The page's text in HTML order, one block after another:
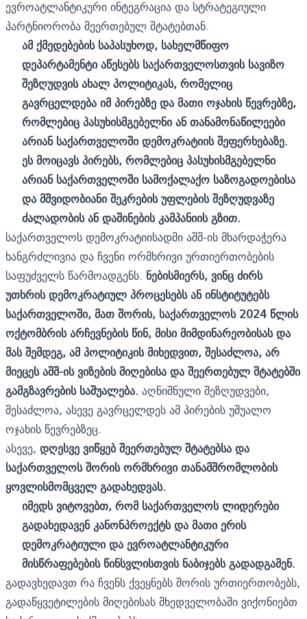
ევროატლანტიკური ინტეგრაცია და სტრატეგიული
პარტნიორობა შეერთებულ შტატებთან.
ამ ქმედებების საპასუხოდ, სახელმწიფო
დეპარტამენტი აწესებს საქართველოსთვის სავიზო
შეზღუდვის ახალ პოლიტიკას, რომელიც
გავრცელდება იმ პირებზე და მათი ოჯახის წევრებზე,
რომლებიც პასუხისმგებელნი ან თანამონაწილეები
არიან საქართველოში დემოკრატიის შეფერხებაზე.
ეს მოიცავს პირებს, რომლებიც პასუხისმგებელნი
არიან საქართველოში სამოქალაქო საზოგადოებისა
და მშვიდობიანი შეკრების უფლების შეზღუდვაზე
ძალადობის ან დაშინების კამპანიის გზით.
საქართველოს დემოკრატიისადმი აშშ-ის მხარდაჭერა
ხანგრძლივია და ჩვენი ორმხრივი ურთიერთობების
საფუძველს წარმოადგენს. ნებისმიერს, ვინც ძირს
უთხრის დემოკრატიულ პროცესებს ან ინსტიტუტებს
საქართველოში, მათ შორის, საქართველოს 2024 წლის
ოქტომბრის არჩევნების წინ, მისი მიმდინარეობისას და
მას შემდეგ, ამ პოლიტიკის მიხედვით, შესაძლოა, არ
მიეცეს აშშ-ის ვიზების მიღებისა და შეერთებულ შტატებში
გამგზავრების საშუალება. აღნიშნული შეზღუდვები,
შესაძლოა, ასევე გავრცელდეს ამ პირების უშუალო
ოჯახის წევრებზეც.
ასევე, დღესვე ვიწყებ შეერთებულ შტატებსა და
საქართველოს შორის ორმხრივი თანამშრომლობის
ყოვლისმომცველ გადახედვას.
იმედს ვიტოვებთ, რომ საქართველოს ლიდერები
გადახედავენ კანონპროექტს და მათი ერის
დემოკრატიული და ევროატლანტიკური
მისწრაფებების წინსვლისთვის ნაბიჯებს გადადგამენ.
გადავხედავთ რა ჩვენს ქვეყნებს შორის ურთიერთობებს,
გადაწყვეტილების მიღებისას მხედველობაში ვიქონიებთ